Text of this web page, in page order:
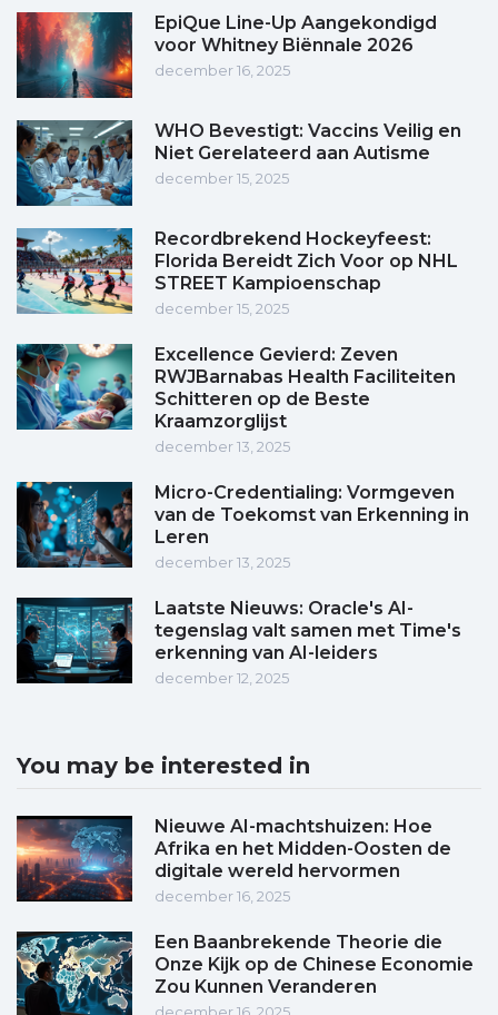
EpiQue Line-Up Aangekondigd
voor Whitney Biënnale 2026
december 16, 2025
WHO Bevestigt: Vaccins Veilig en
Niet Gerelateerd aan Autisme
december 15, 2025
Recordbrekend Hockeyfeest:
Florida Bereidt Zich Voor op NHL
STREET Kampioenschap
december 15, 2025
Excellence Gevierd: Zeven
RWJBarnabas Health Faciliteiten
Schitteren op de Beste
Kraamzorglijst
december 13, 2025
Micro-Credentialing: Vormgeven
van de Toekomst van Erkenning in
Leren
december 13, 2025
Laatste Nieuws: Oracle's AI-
tegenslag valt samen met Time's
erkenning van AI-leiders
december 12, 2025
You may be interested in
Nieuwe AI-machtshuizen: Hoe
Afrika en het Midden-Oosten de
digitale wereld hervormen
december 16, 2025
Een Baanbrekende Theorie die
Onze Kijk op de Chinese Economie
Zou Kunnen Veranderen